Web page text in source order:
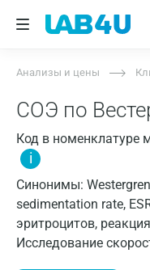
Анализы и цены
СОЭ по
Код в номенклатуре
i
Синонимы:
sedimentation rate,
эритроцитов,
Исследование